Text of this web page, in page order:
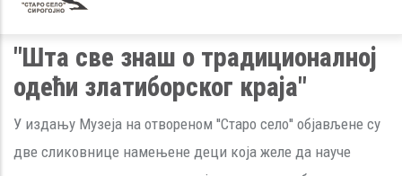
"Шта све знаш о традиционалној
одећи златиборског краја"
У издању Музеја на отвореном ''Старо село'' објављене су
две сликовнице намењене деци која желе да науче